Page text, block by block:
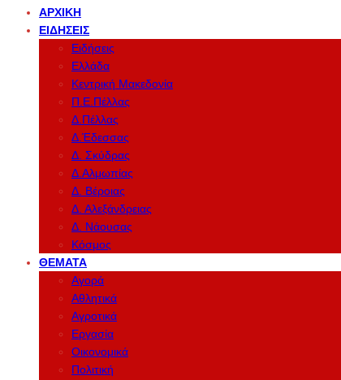
ΑΡΧΙΚΉ
ΕΙΔΉΣΕΙΣ
Ειδήσεις
Ελλάδα
Κεντρική Μακεδονία
Π.Ε.Πέλλας
Δ.Πέλλας
Δ.Έδεσσας
Δ. Σκύδρας
Δ.Αλμωπίας
Δ. Βέροιας
Δ. Αλεξάνδρειας
Δ. Νάουσας
Κόσμος
ΘΈΜΑΤΑ
Αγορά
Αθλητικά
Αγροτικά
Εργασία
Οικονομικά
Πολιτική